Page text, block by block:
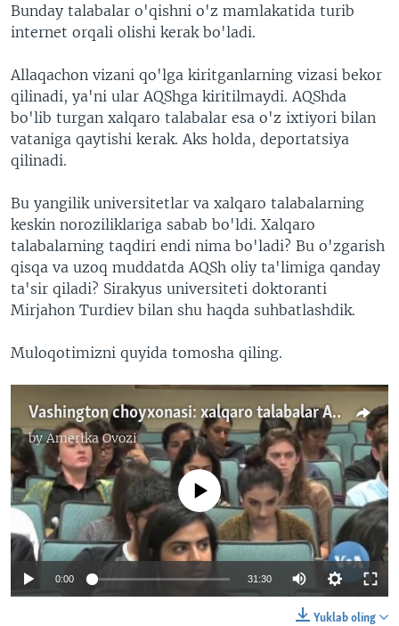
Bunday talabalar o'qishni o'z mamlakatida turib
internet orqali olishi kerak bo'ladi.
Allaqachon vizani qo'lga kiritganlarning vizasi bekor
qilinadi, ya'ni ular AQShga kiritilmaydi. AQShda
bo'lib turgan xalqaro talabalar esa o'z ixtiyori bilan
vataniga qaytishi kerak. Aks holda, deportatsiya
qilinadi.
Bu yangilik universitetlar va xalqaro talabalarning
keskin noroziliklariga sabab bo'ldi. Xalqaro
talabalarning taqdiri endi nima bo'ladi? Bu o'zgarish
qisqa va uzoq muddatda AQSh oliy ta'limiga qanday
ta'sir qiladi? Sirakyus universiteti doktoranti
Mirjahon Turdiev bilan shu haqda suhbatlashdik.
Muloqotimizni quyida tomosha qiling.
Vashington choyxonasi: xalqaro talabalar AQShdan haydaladimi?
by Amerika Ovozi
No media source currently available
0:00 31:30
Yuklab oling